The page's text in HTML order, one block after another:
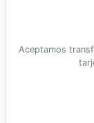
Aceptamos